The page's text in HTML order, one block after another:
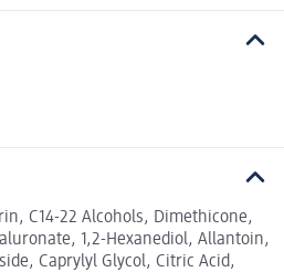
C14-22 Alcohols, Dimethicone,
1,2-Hexanediol, Allantoin,
Caprylyl Glycol, Citric Acid,